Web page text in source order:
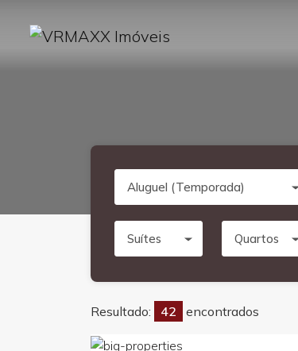
Aluguel (Temporada)
Suítes Quartos
Resultado: 42 encontrados